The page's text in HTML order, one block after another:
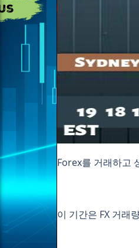
Forex를 거래하고
이 기간은 FX 거래